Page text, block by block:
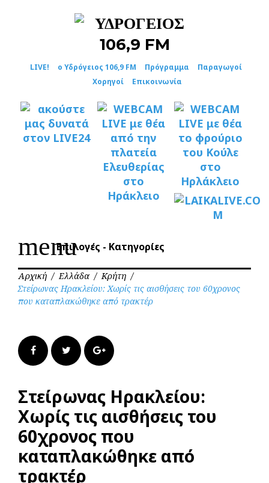
LIVE! ο Υδρόγειος 106,9 FM Πρόγραμμα
Παραγωγοί
Χορηγοί
Επικοινωνία
menuΕπιλογές - Κατηγορίες
Αρχική / Ελλάδα / Κρήτη /
Στείρωνας Ηρακλείου: Χωρίς τις αισθήσεις του 60χρονος
που καταπλακώθηκε από τρακτέρ
FacebookTwitter Google+
Στείρωνας Ηρακλείου:
Χωρίς τις αισθήσεις του
60χρονος που
καταπλακώθηκε από
τρακτέρ